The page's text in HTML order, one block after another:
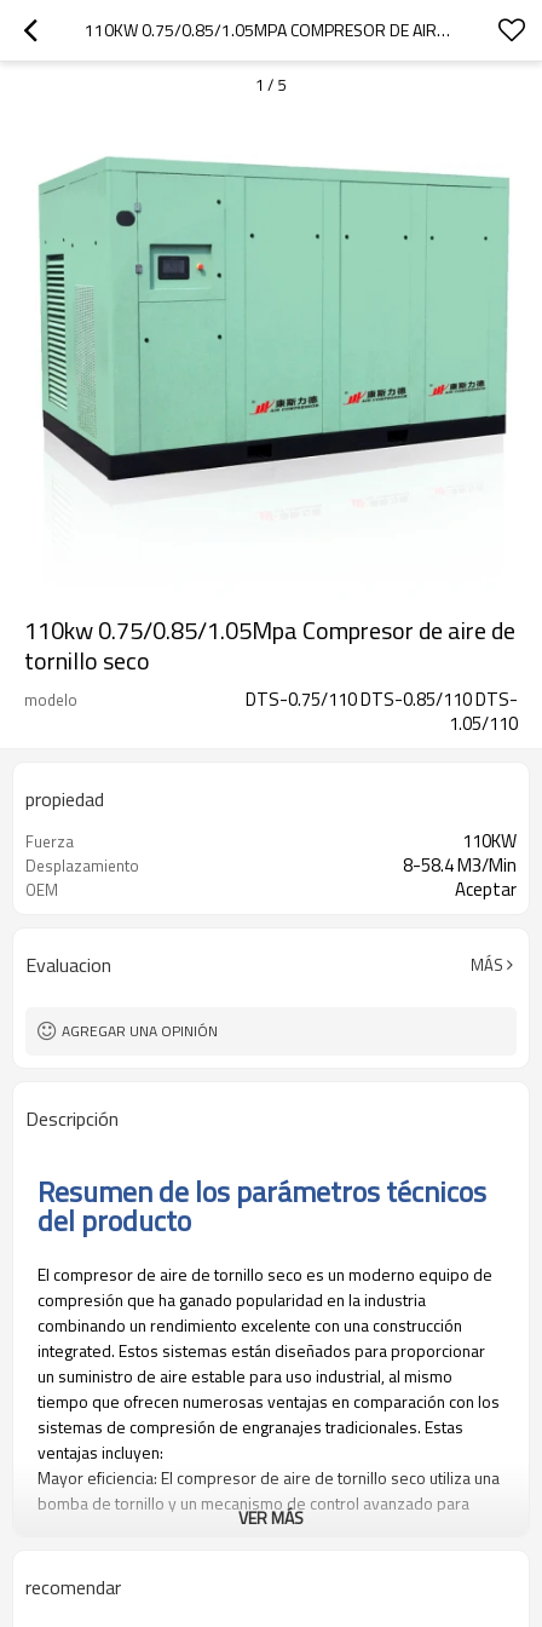
110KW 0.75/0.85/1.05MPA COMPRESOR DE AIRE DE TORNILLO SECO
1 / 5
110kw 0.75/0.85/1.05Mpa Compresor de aire de
tornillo seco
modelo
DTS-0.75/110 DTS-0.85/110 DTS-
1.05/110
propiedad
Fuerza 110KW
Desplazamiento 8-58.4 M3/Min
OEM Aceptar
Evaluacion MÁS
AGREGAR UNA OPINIÓN
Descripción
Resumen de los parámetros técnicos
del producto
El compresor de aire de tornillo seco es un moderno equipo de
compresión que ha ganado popularidad en la industria
combinando un rendimiento excelente con una construcción
integrated. Estos sistemas están diseñados para proporcionar
un suministro de aire estable para uso industrial, al mismo
tiempo que ofrecen numerosas ventajas en comparación con los
sistemas de compresión de engranajes tradicionales. Estas
ventajas incluyen:
Mayor eficiencia: El compresor de aire de tornillo seco utiliza una
bomba de tornillo y un mecanismo de control avanzado para
proporcionar una mayor eficiencia y mejorar la productividad. Los
eficiencia del 90% o mayor, en comparación con los tradicionales
VER MÁS
recomendar